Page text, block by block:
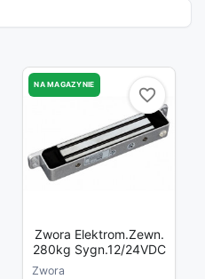
NA MAGAZYNIE
favorite_border
Zwora Elektrom.zewn.
280kg Sygn.12/24VDC
Zwora
favorite_border